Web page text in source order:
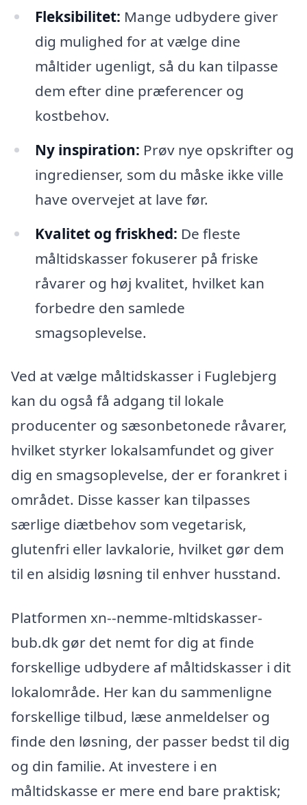
Fleksibilitet: Mange udbydere giver
dig mulighed for at vælge dine
måltider ugenligt, så du kan tilpasse
dem efter dine præferencer og
kostbehov.
Ny inspiration: Prøv nye opskrifter og
ingredienser, som du måske ikke ville
have overvejet at lave før.
Kvalitet og friskhed: De fleste
måltidskasser fokuserer på friske
råvarer og høj kvalitet, hvilket kan
forbedre den samlede
smagsoplevelse.
Ved at vælge måltidskasser i Fuglebjerg
kan du også få adgang til lokale
producenter og sæsonbetonede råvarer,
hvilket styrker lokalsamfundet og giver
dig en smagsoplevelse, der er forankret i
området. Disse kasser kan tilpasses
særlige diætbehov som vegetarisk,
glutenfri eller lavkalorie, hvilket gør dem
til en alsidig løsning til enhver husstand.
Platformen xn--nemme-mltidskasser-
bub.dk gør det nemt for dig at finde
forskellige udbydere af måltidskasser i dit
lokalområde. Her kan du sammenligne
forskellige tilbud, læse anmeldelser og
finde den løsning, der passer bedst til dig
og din familie. At investere i en
måltidskasse er mere end bare praktisk;